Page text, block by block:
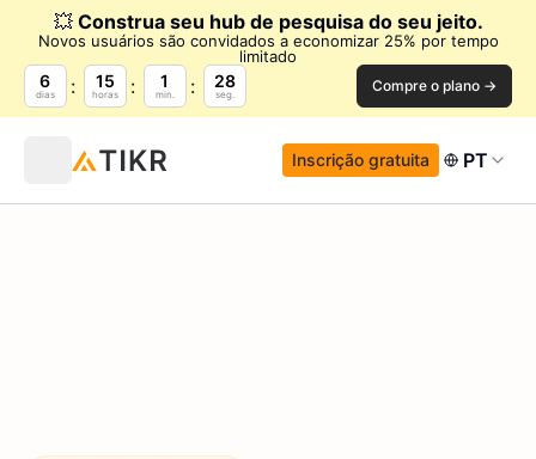
💥 Construa seu hub de pesquisa do seu jeito.
Novos usuários são convidados a economizar 25% por tempo
limitado
6
dias
15
horas
1
min.
27
seg. Compre o plano →
Inscrição gratuita PT